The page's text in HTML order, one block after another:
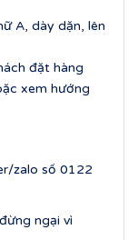
A, dày dặn, lên
đặt hàng
xem hướng
zalo số 0122
ngại vì